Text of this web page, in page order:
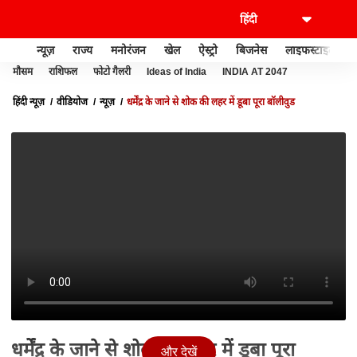
न्यूज़ राज्य मनोरंजन खेल ऐस्ट्रो बिजनेस लाइफस्टाइल
मौसम राशिफल फोटो गैलरी Ideas of India INDIA AT 2047
हिंदी न्यूज़ वीडियोज न्यूज़ धर्मेंद्र के जाने से शोक की लहर में डूबा पूरा बॉलीवुड
धर्मेंद्र के जाने से शोक की लहर में डूबा पूरा
और देखें